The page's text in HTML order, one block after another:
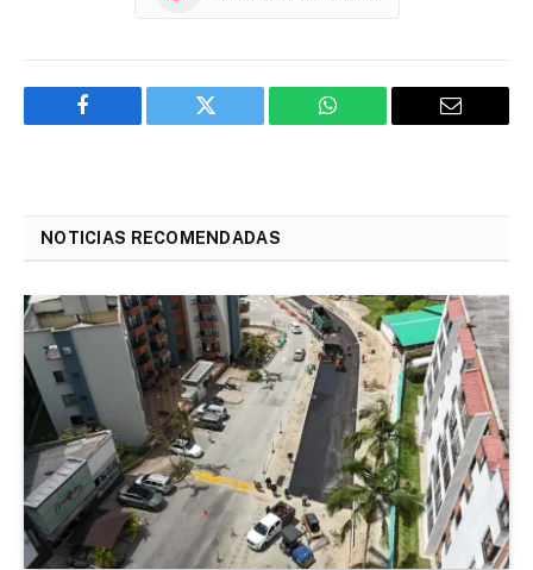
Facebook Twitter WhatsApp Email
NOTICIAS RECOMENDADAS